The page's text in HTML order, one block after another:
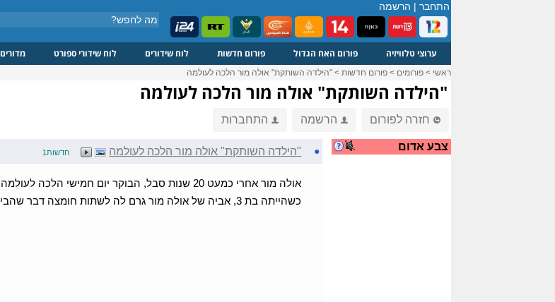
התחבר | הרשמה
ערוצי טלוויזיה פורום האח הגדול פורום חדשות לוח שידורים לוח שידורי ספורט מדורים
ראשי > פורומים > פורום חדשות > "הילדה השותקת" אולה מור הלכה לעולמה
"הילדה השותקת" אולה מור הלכה לעולמה
חזרה לפורום הרשמה התחברות
צבע אדום ● "הילדה השותקת" אולה מור הלכה לעולמה חדשות1
אולה מור אחרי כמעט 20 שנות סבל, הבוקר יום חמישי הלכה לעולמה בגיל 22 בלבד.
כשהייתה בת 3, אביה של אולה מור גרם לה לשתות חומצה דבר שהביא לשריפת בית הבליעה ומערכת העיכול שלה. יהי זכרה ברוך.